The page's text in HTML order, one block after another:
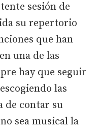
sesión de
su repertorio
que han
una de las
hay que seguir
las
de contar su
sea musical la